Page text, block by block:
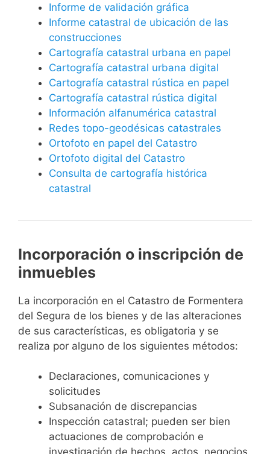
Informe de validación gráfica
Informe catastral de ubicación de las
construcciones
Cartografía catastral urbana en papel
Cartografía catastral urbana digital
Cartografía catastral rústica en papel
Cartografía catastral rústica digital
Información alfanumérica catastral
Redes topo-geodésicas catastrales
Ortofoto en papel del Catastro
Ortofoto digital del Catastro
Consulta de cartografía histórica
catastral
Incorporación o inscripción de
inmuebles
La incorporación en el Catastro de Formentera
del Segura de los bienes y de las alteraciones
de sus características, es obligatoria y se
realiza por alguno de los siguientes métodos:
Declaraciones, comunicaciones y
solicitudes
Subsanación de discrepancias
Inspección catastral; pueden ser bien
actuaciones de comprobación e